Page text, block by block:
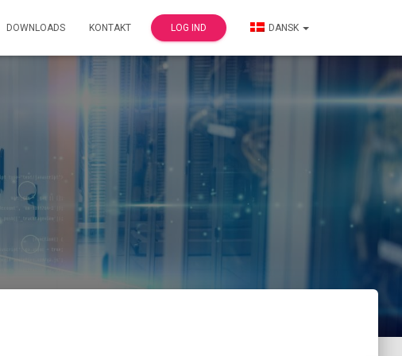
DOWNLOADS KONTAKT LOG IND DANSK